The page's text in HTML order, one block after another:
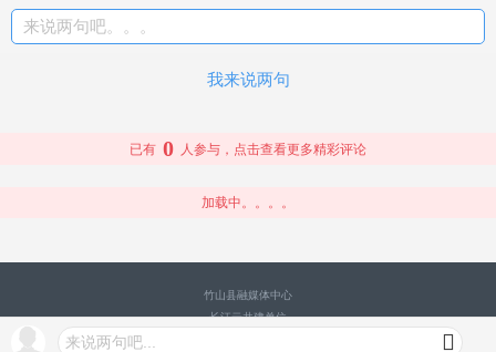
来说两句吧。。。
我来说两句
来说两句吧...
已有 0 人参与，点击查看更多精彩评论
加载中。。。。
竹山县融媒体中心
长江云共建单位